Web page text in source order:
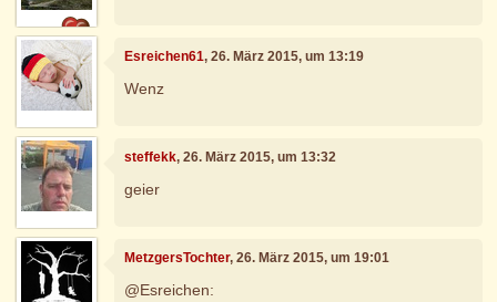
Esreichen61, 26. März 2015, um 13:19
Wenz
steffekk, 26. März 2015, um 13:32
geier
MetzgersTochter, 26. März 2015, um 19:01
@Esreichen: